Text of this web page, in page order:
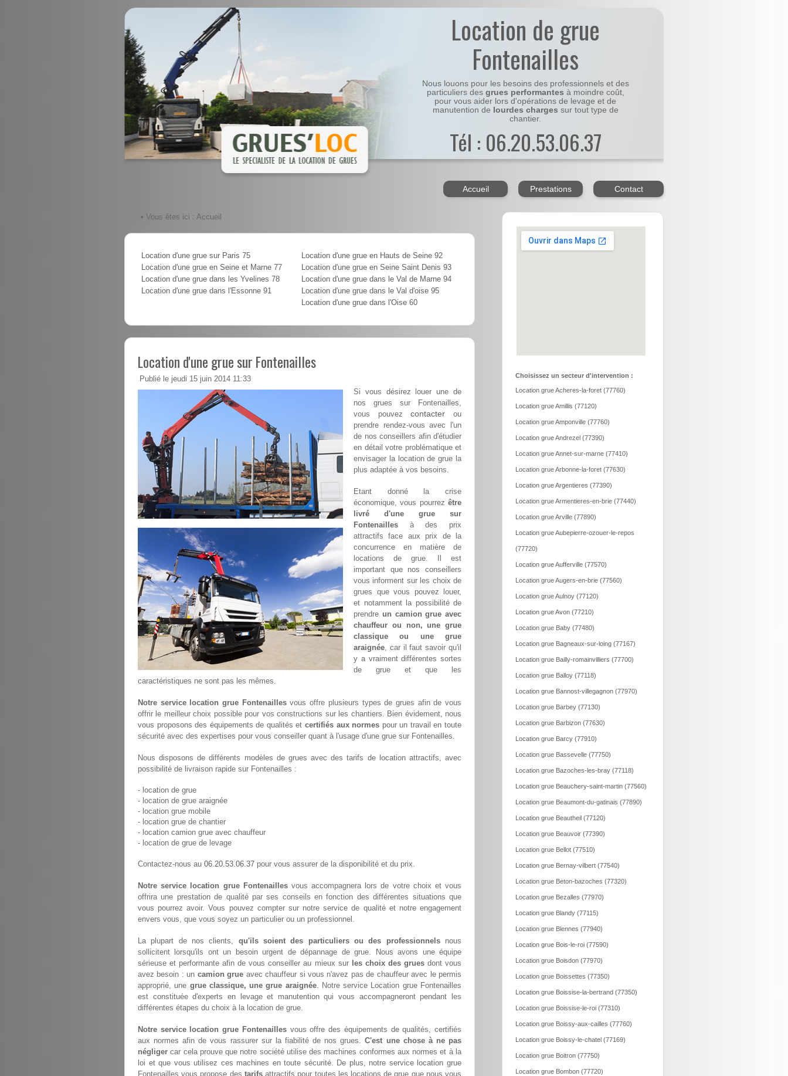
Location de grue
Fontenailles
Nous louons pour les besoins des professionnels et des
particuliers des grues performantes à moindre coût,
pour vous aider lors d'opérations de levage et de
manutention de lourdes charges sur tout type de
chantier.
Tél : 06.20.53.06.37
Accueil Prestations Contact
• Vous êtes ici : Accueil
Location d'une grue sur Paris 75
Location d'une grue en Seine et Marne 77
Location d'une grue dans les Yvelines 78
Location d'une grue dans l'Essonne 91
Location d'une grue en Hauts de Seine 92
Location d'une grue en Seine Saint Denis 93
Location d'une grue dans le Val de Marne 94
Location d'une grue dans le Val d'oise 95
Location d'une grue dans l'Oise 60
Location d'une grue sur Fontenailles
Publié le jeudi 15 juin 2014 11:33
Si vous désirez louer une de
nos grues sur Fontenailles,
vous pouvezcontacter ou
prendre rendez-vous avec l'un
de nos conseillers afin d'étudier
en détail votre problématique et
envisager la location de grue la
plus adaptée à vos besoins.
Etant donné la crise
économique, vous pourrez être
livré d'une grue sur
Fontenailles à des prix
attractifs face aux prix de la
concurrence en matière de
locations de grue. Il est
important que nos conseillers
vous informent sur les choix de
grues que vous pouvez louer,
et notamment la possibilité de
prendre un camion grue avec
chauffeur ou non, une grue
classique ou une grue
araignée, car il faut savoir qu'il
y a vraiment différentes sortes
de grue et que les
caractéristiques ne sont pas les mêmes.
Notre service location grue Fontenaillesvous offre plusieurs types de grues afin de vous
offrir le meilleur choix possible pour vos constructions sur les chantiers. Bien évidement, nous
vous proposons des équipements de qualités et certifiés aux normes pour un travail en toute
sécurité avec des expertises pour vous conseiller quant à l'usage d'une grue sur Fontenailles.
Nous disposons de différents modèles de grues avec des tarifs de location attractifs, avec
possibilité de livraison rapide sur Fontenailles :
- location de grue
- location de grue araignée
- location grue mobile
- location grue de chantier
- location camion grue avec chauffeur
- location de grue de levage
Contactez-nous au 06.20.53.06.37 pour vous assurer de la disponibilité et du prix.
Notre service location grue Fontenaillesvous accompagnera lors de votre choix et vous
offrira une prestation de qualité par ses conseils en fonction des différentes situations que
vous pourrez avoir. Vous pouvez compter sur notre service de qualité et notre engagement
envers vous, que vous soyez un particulier ou un professionnel.
La plupart de nos clients, qu'ils soient des particuliers ou des professionnelsnous
sollicitent lorsqu'ils ont un besoin urgent de dépannage de grue. Nous avons une équipe
sérieuse et performante afin de vous conseiller au mieux sur les choix des gruesdont vous
avez besoin : un camion grue avec chauffeur si vous n'avez pas de chauffeur avec le permis
approprié, une grue classique, une grue araignée. Notre service Location grue Fontenailles
est constituée d'experts en levage et manutention qui vous accompagneront pendant les
différentes étapes du choix à la location de grue.
Notre service location grue Fontenaillesvous offre des équipements de qualités, certifiés
aux normes afin de vous rassurer sur la fiabilité de nos grues.C'est une chose à ne pas
négliger car cela prouve que notre société utilise des machines conformes aux normes et à la
loi et que vous utilisez ces machines en toute sécurité. De plus, notre service location grue
Fontenailles vous propose des tarifsattractifs pour toutes les locations de grue que nous vous
Choisissez un secteur d'intervention :
Location grue Acheres-la-foret (77760)
Location grue Amillis (77120)
Location grue Amponville (77760)
Location grue Andrezel (77390)
Location grue Annet-sur-marne (77410)
Location grue Arbonne-la-foret (77630)
Location grue Argentieres (77390)
Location grue Armentieres-en-brie (77440)
Location grue Arville (77890)
Location grue Aubepierre-ozouer-le-repos
(77720)
Location grue Aufferville (77570)
Location grue Augers-en-brie (77560)
Location grue Aulnoy (77120)
Location grue Avon (77210)
Location grue Baby (77480)
Location grue Bagneaux-sur-loing (77167)
Location grue Bailly-romainvilliers (77700)
Location grue Balloy (77118)
Location grue Bannost-villegagnon (77970)
Location grue Barbey (77130)
Location grue Barbizon (77630)
Location grue Barcy (77910)
Location grue Bassevelle (77750)
Location grue Bazoches-les-bray (77118)
Location grue Beauchery-saint-martin (77560)
Location grue Beaumont-du-gatinais (77890)
Location grue Beautheil (77120)
Location grue Beauvoir (77390)
Location grue Bellot (77510)
Location grue Bernay-vilbert (77540)
Location grue Beton-bazoches (77320)
Location grue Bezalles (77970)
Location grue Blandy (77115)
Location grue Blennes (77940)
Location grue Bois-le-roi (77590)
Location grue Boisdon (77970)
Location grue Boissettes (77350)
Location grue Boissise-la-bertrand (77350)
Location grue Boissise-le-roi (77310)
Location grue Boissy-aux-cailles (77760)
Location grue Boissy-le-chatel (77169)
Location grue Boitron (77750)
Location grue Bombon (77720)